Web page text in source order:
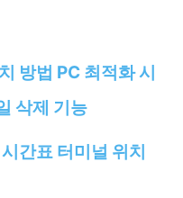
방법 PC 최적화 시
삭제 기능
간표 터미널 위치